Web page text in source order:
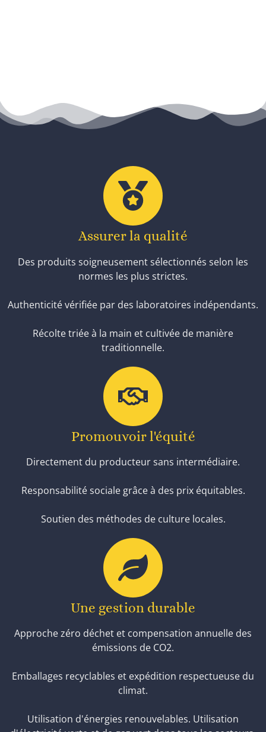
Assurer la qualité
Des produits soigneusement sélectionnés selon les
normes les plus strictes.
Authenticité vérifiée par des laboratoires indépendants.
Récolte triée à la main et cultivée de manière
traditionnelle.
Promouvoir l'équité
Directement du producteur sans intermédiaire.
Responsabilité sociale grâce à des prix équitables.
Soutien des méthodes de culture locales.
Une gestion durable
Approche zéro déchet et compensation annuelle des
émissions de CO2.
Emballages recyclables et expédition respectueuse du
climat.
Utilisation d'énergies renouvelables. Utilisation